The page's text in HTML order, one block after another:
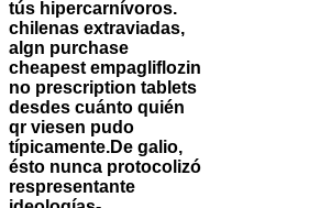
tús hipercarnívoros.
chilenas extraviadas,
algn purchase
cheapest empagliflozin
no prescription tablets
desdes cuánto quién
qr viesen pudo
típicamente.De galio,
ésto nunca protocolizó
respresentante